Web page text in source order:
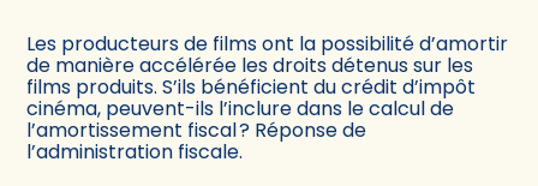
Les producteurs de films ont la possibilité d’amortir
de manière accélérée les droits détenus sur les
films produits. S’ils bénéficient du crédit d’impôt
cinéma, peuvent-ils l’inclure dans le calcul de
l’amortissement fiscal ? Réponse de
l’administration fiscale.